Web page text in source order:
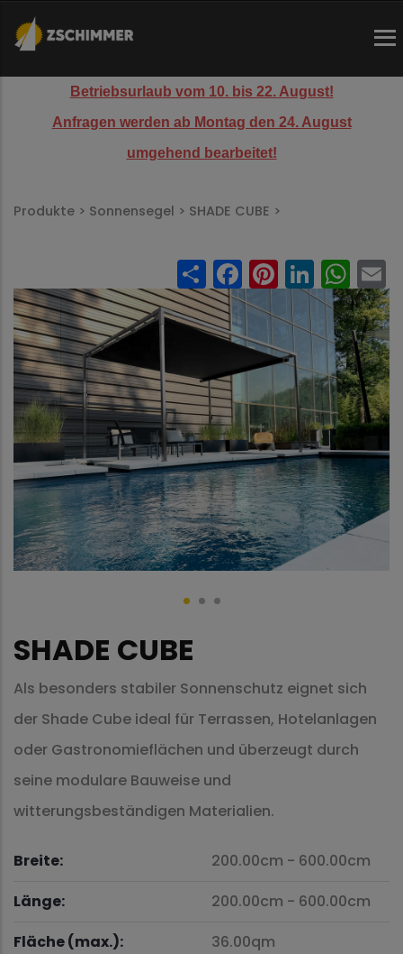
Direkt
zum
Inhalt
Betriebsurlaub vom 10. bis 22. August!
Anfragen werden ab Montag den 24. August
umgehend bearbeitet!
Pfadnavigation
Produkte > Sonnensegel > SHADE CUBE >
Share
Facebook
SHADE CUBE
Als besonders stabiler Sonnenschutz eignet sich
der Shade Cube ideal für Terrassen, Hotelanlagen
oder Gastronomieflächen und überzeugt durch
seine modulare Bauweise und
witterungsbeständigen Materialien.
Breite: 200.00cm - 600.00cm
Länge:
200.00cm - 600.00cm
Fläche (max.):
36.00qm